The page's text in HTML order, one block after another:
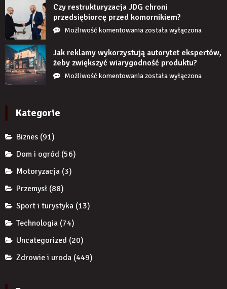
stanie,
jeśli
przez
czas
nie
uzupełnię
braku
Czy restrukturyzacja JDG chroni
przedsiębiorcę przed komornikiem?
Możliwość komentowaniaCzy
JDG
chroni
przedsiębiorcę
została wyłączona
Jak reklamy wykorzystują autorytet ekspertów,
żeby zwiększyć wiarygodność produktu?
Możliwość komentowaniaJak
została wyłączona
Kategorie
Biznes (91)
Dom i ogród (56)
Motoryzacja (3)
Przemysł (88)
Sport i turystyka (13)
Technologia (74)
Uncategorized (20)
Zdrowie i uroda (449)